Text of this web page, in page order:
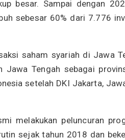
besar. Sampai dengan
sebesar 60% dari 7.776
saham syariah di Jawa
Tengah sebagai
setelah DKI Jakarta,
melakukan peluncuran
sejak tahun 2018 dan